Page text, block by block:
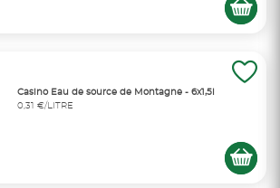
Casino Eau de source de Montagne - 6x1,5l
0,31 €/LITRE